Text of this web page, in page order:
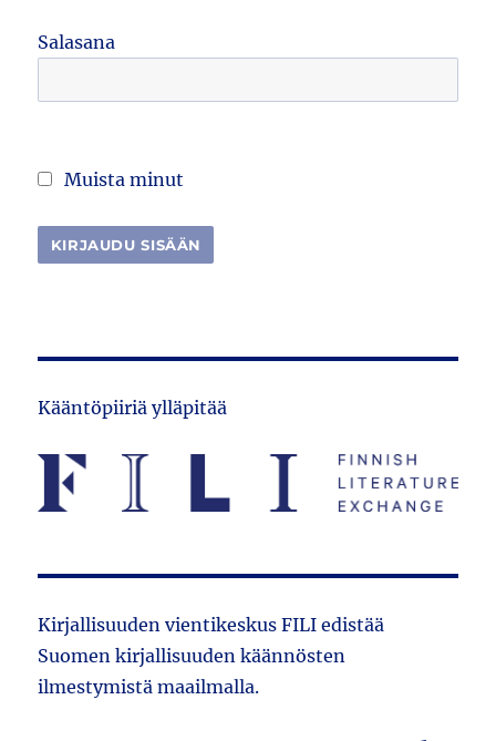
Salasana
Muista minut
Kääntöpiiriä ylläpitää
Kirjallisuuden vientikeskus FILI edistää
Suomen kirjallisuuden käännösten
ilmestymistä maailmalla.